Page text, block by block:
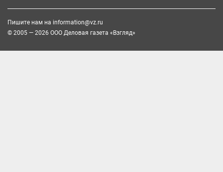
Пишите нам на information@vz.ru
© 2005 — 2026 ООО Деловая газета «Взгляд»